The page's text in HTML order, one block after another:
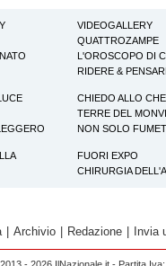
VIDEOGALLERY
QUATTROZAMPE
L'OROSCOPO DI
RIDERE &
CHIEDO ALLO
TERRE DEL
NON SOLO
FUORI EXPO
CHIRURGIA
Archivio Redazione Invia